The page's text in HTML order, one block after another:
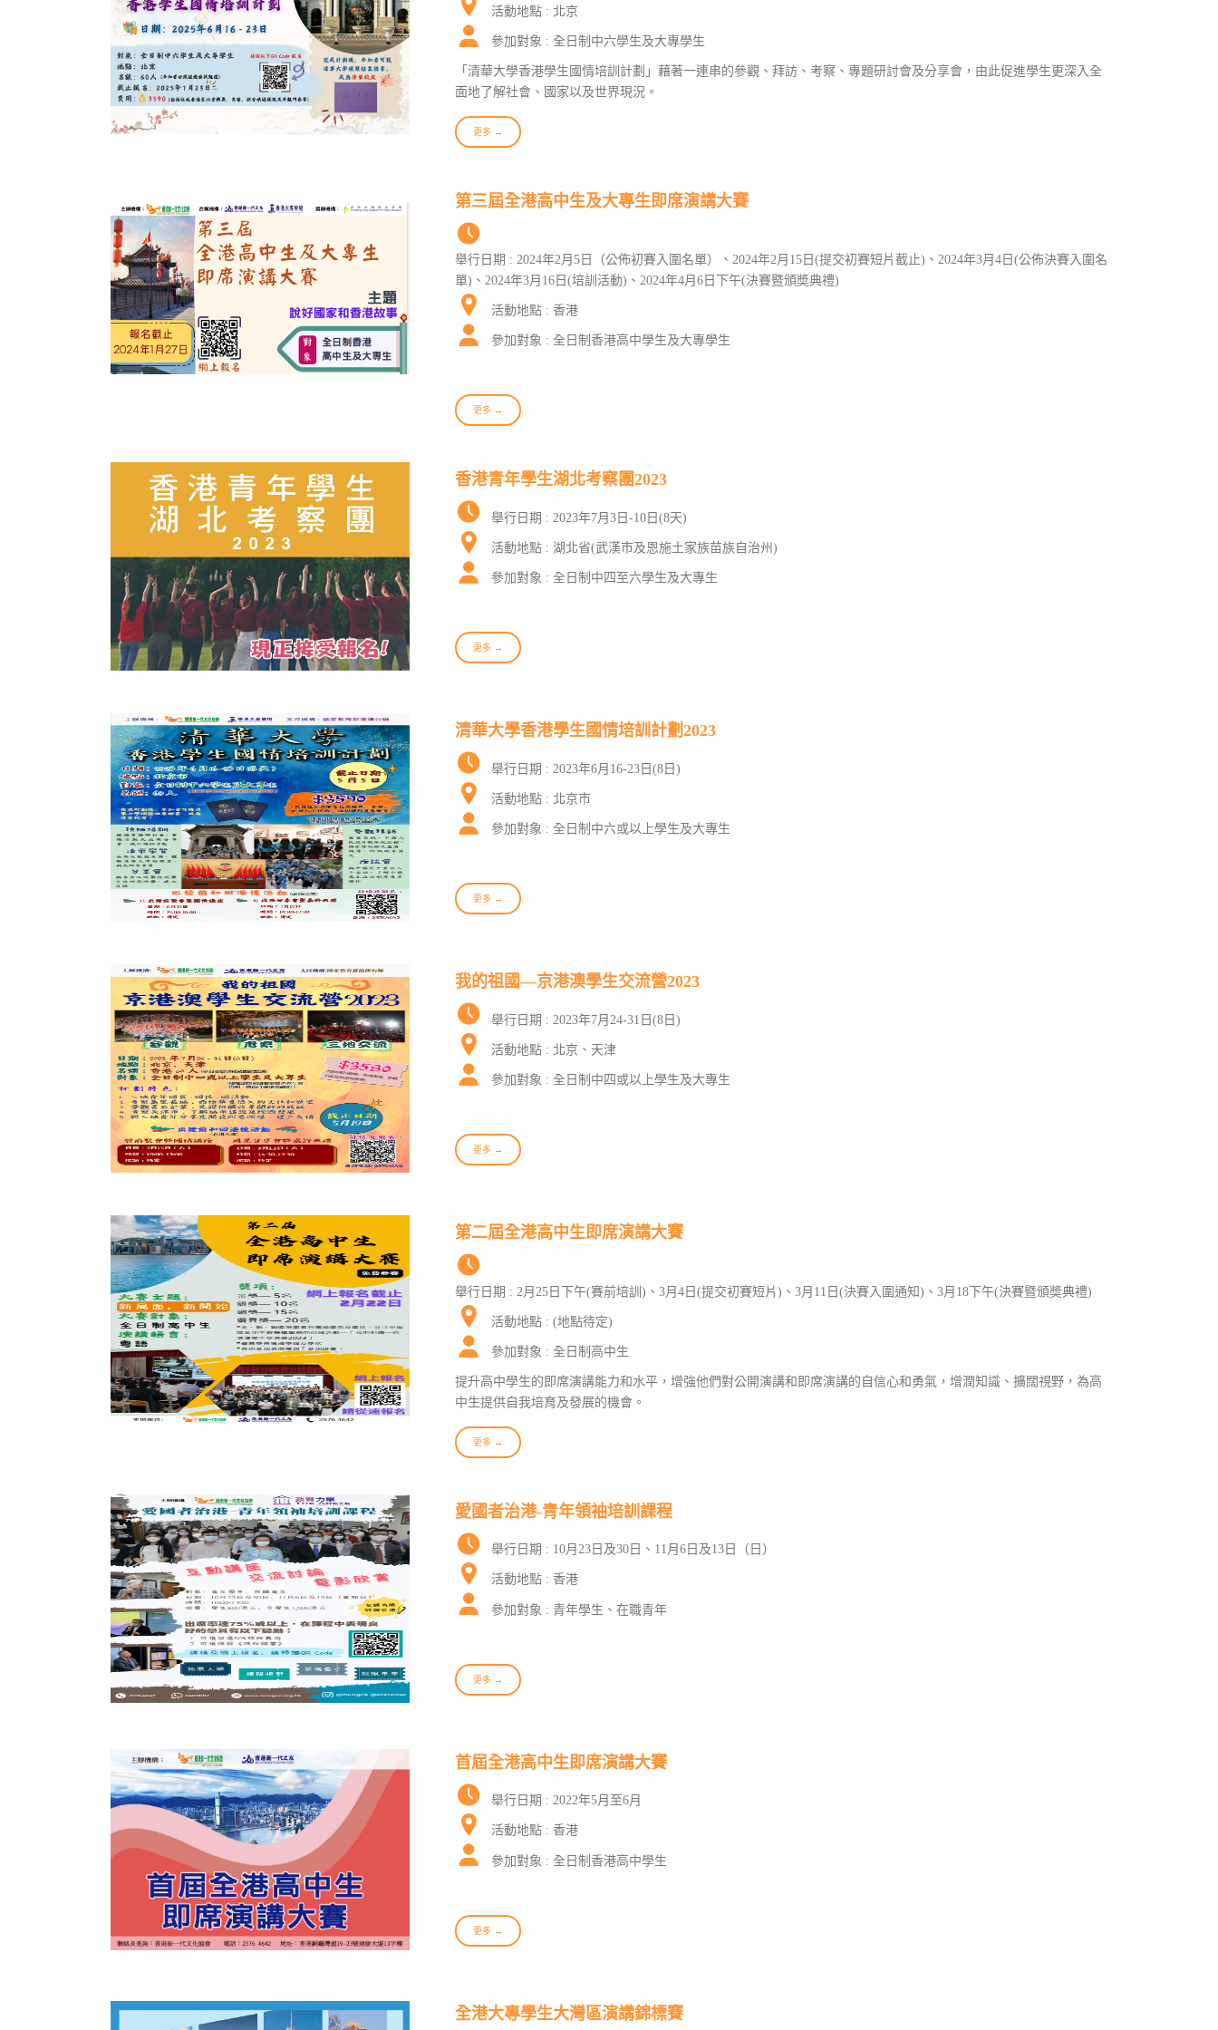
活動地點 : 北京
參加對象 : 全日制中六學生及大專學生
「清華大學香港學生國情培訓計劃」藉著一連串的參觀、拜訪、考察、專題研討會及分享會，由此促進學生更深入全
面地了解社會、國家以及世界現況。
更多 →
第三屆全港高中生及大專生即席演講大賽
舉行日期 : 2024年2月5日（公佈初賽入圍名單）、2024年2月15日(提交初賽短片截止)、2024年3月4日(公佈決賽入圍名
單)、2024年3月16日(培訓活動)、2024年4月6日下午(決賽暨頒奬典禮)
活動地點 : 香港
參加對象 : 全日制香港高中學生及大專學生
更多 →
香港青年學生湖北考察團2023
舉行日期 : 2023年7月3日-10日(8天)
活動地點 : 湖北省(武漢市及恩施土家族苗族自治州)
參加對象 : 全日制中四至六學生及大專生
更多 →
清華大學香港學生國情培訓計劃2023
舉行日期 : 2023年6月16-23日(8日)
活動地點 : 北京市
參加對象 : 全日制中六或以上學生及大專生
更多 →
我的祖國—京港澳學生交流營2023
舉行日期 : 2023年7月24-31日(8日)
活動地點 : 北京、天津
參加對象 : 全日制中四或以上學生及大專生
更多 →
第二屆全港高中生即席演講大賽
舉行日期 : 2月25日下午(賽前培訓)、3月4日(提交初賽短片)、3月11日(決賽入圍通知)、3月18下午(決賽暨頒奬典禮)
活動地點 : (地點待定)
參加對象 : 全日制高中生
提升高中學生的即席演講能力和水平，增強他們對公開演講和即席演講的自信心和勇氣，增潤知識、擴闊視野，為高
中生提供自我培育及發展的機會。
更多 →
愛國者治港-青年領袖培訓課程
舉行日期 : 10月23日及30日、11月6日及13日（日）
活動地點 : 香港
參加對象 : 青年學生、在職青年
更多 →
首屆全港高中生即席演講大賽
舉行日期 : 2022年5月至6月
活動地點 : 香港
參加對象 : 全日制香港高中學生
更多 →
全港大專學生大灣區演講錦標賽